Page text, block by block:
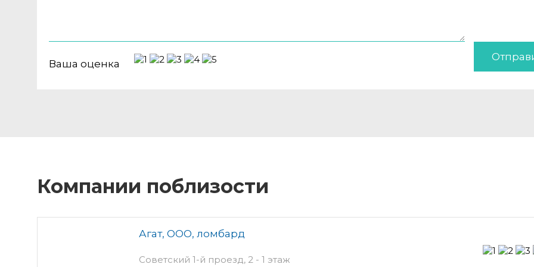
Ваша оценка
Компании поблизости
Агат, ООО, ломбард
Советский 1-й проезд, 2 - 1 этаж